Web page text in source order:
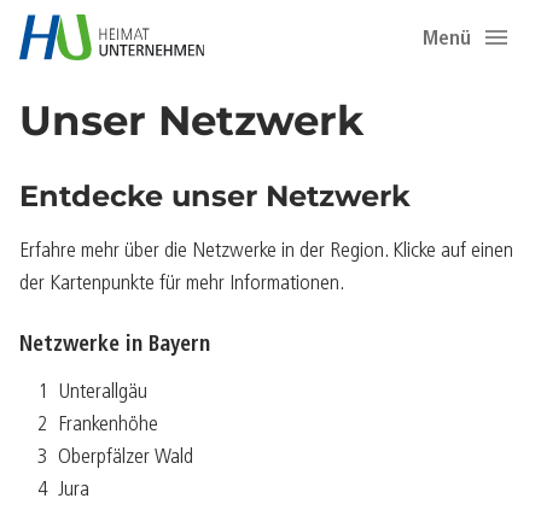
Menü
Unser Netzwerk
Entdecke unser Netzwerk
Erfahre mehr über die Netzwerke in der Region. Klicke auf einen
der Kartenpunkte für mehr Informationen.
Netzwerke in Bayern
1
Unterallgäu
2 Frankenhöhe
3 Oberpfälzer Wald
4 Jura